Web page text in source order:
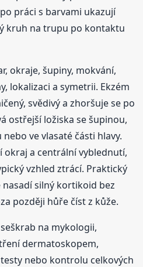
práci s barvami ukazují
kruh na trupu po kontaktu
okraje, šupiny, mokvání,
lokalizaci a symetrii. Ekzém
svědivý a zhoršuje se po
ostřejší ložiska se šupinou,
ve vlasaté části hlavy.
okraj a centrální vyblednutí,
vzhled ztrácí. Praktický
silný kortikoid bez
později hůře číst z kůže.
na mykologii,
dermatoskopem,
nebo kontrolu celkových